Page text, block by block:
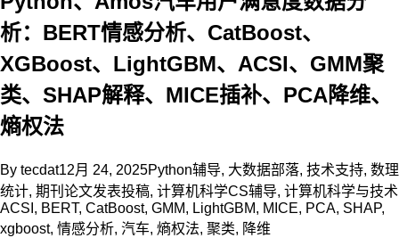
析：BERT情感分析、CatBoost、
XGBoost、LightGBM、ACSI、GMM聚
类、SHAP解释、MICE插补、PCA降维、
熵权法
By tecdat12月 24, 2025Python辅导, 大数据部落, 技术支持, 数理
统计, 期刊论文发表投稿, 计算机科学CS辅导, 计算机科学与技术
ACSI , BERT, CatBoost, GMM, LightGBM, MICE, PCA, SHAP,
xgboost, 情感分析, 汽车, 熵权法, 聚类, 降维